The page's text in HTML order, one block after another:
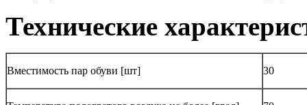
Технические
Вместимость пар обуви [шт] 30